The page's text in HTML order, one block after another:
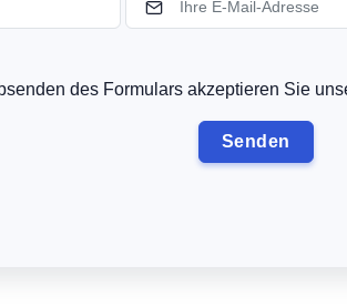
des Formulars akzeptieren Sie